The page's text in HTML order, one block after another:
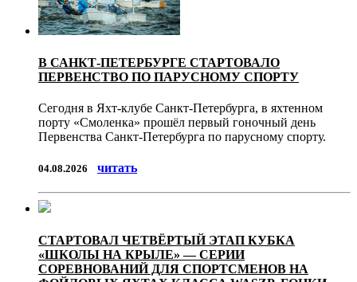
В САНКТ-ПЕТЕРБУРГЕ СТАРТОВАЛО
ПЕРВЕНСТВО ПО ПАРУСНОМУ СПОРТУ
Сегодня в Яхт-клубе Санкт-Петербурга, в яхтенном
порту «Смоленка» прошёл первый гоночный день
Первенства Санкт-Петербурга по парусному спорту.
04.08.2026 читать
СТАРТОВАЛ ЧЕТВЁРТЫЙ ЭТАП КУБКА
«ШКОЛЫ НА КРЫЛЕ» — СЕРИИ
СОРЕВНОВАНИЙ ДЛЯ СПОРТСМЕНОВ НА